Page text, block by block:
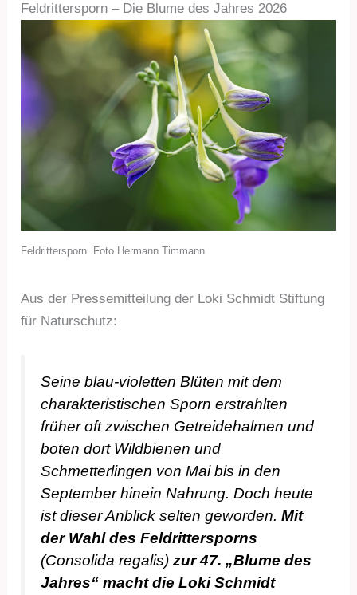
Feldrittersporn – Die Blume des Jahres 2026
Feldrittersporn. Foto Hermann Timmann
Aus der Pressemitteilung der Loki Schmidt Stiftung
für Naturschutz:
Seine blau-violetten Blüten mit dem
charakteristischen Sporn erstrahlten
früher oft zwischen Getreidehalmen und
boten dort Wildbienen und
Schmetterlingen von Mai bis in den
September hinein Nahrung. Doch heute
ist dieser Anblick selten geworden.Mit
der Wahl des Feldrittersporns
(Consolida regalis) zur 47. „Blume des
Jahres“ macht die Loki Schmidt